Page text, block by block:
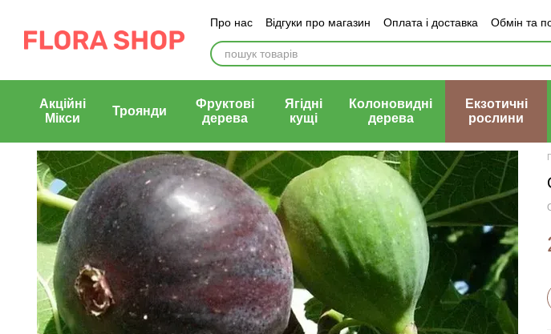
Про нас Відгуки про магазин Оплата і доставка
Обмін та
Блог магазину
Публічний договір (оферта)
Акційні
Мікси
Троянди
Фруктові
дерева
Ягідні
кущі
Колоновидні
дерева
Екзотичні
рослини